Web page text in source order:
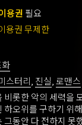
용권 필요
용권 무제한
스터리 진실 로맨스
비롯한 악의 세력을
하오위를 구하기 위
그동안 다 전하지